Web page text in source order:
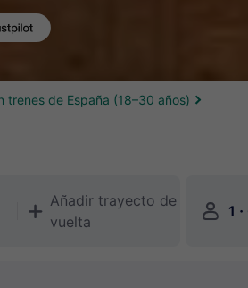
trenes de España (18–30 años)
󱅇
Añadir trayecto de
vuelta
󱍂 1 ·